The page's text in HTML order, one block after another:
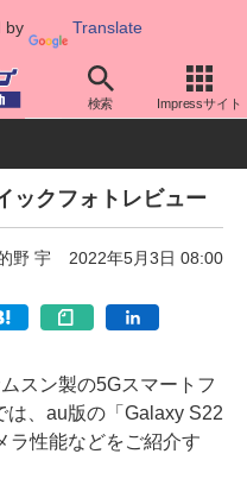
by Translate
検索 Impressサイト
ックフォトレビュー
野 宇 2022年5月3日 08:00
スン製の5Gスマートフ
は、au版の「Galaxy S22
ラ性能などをご紹介す